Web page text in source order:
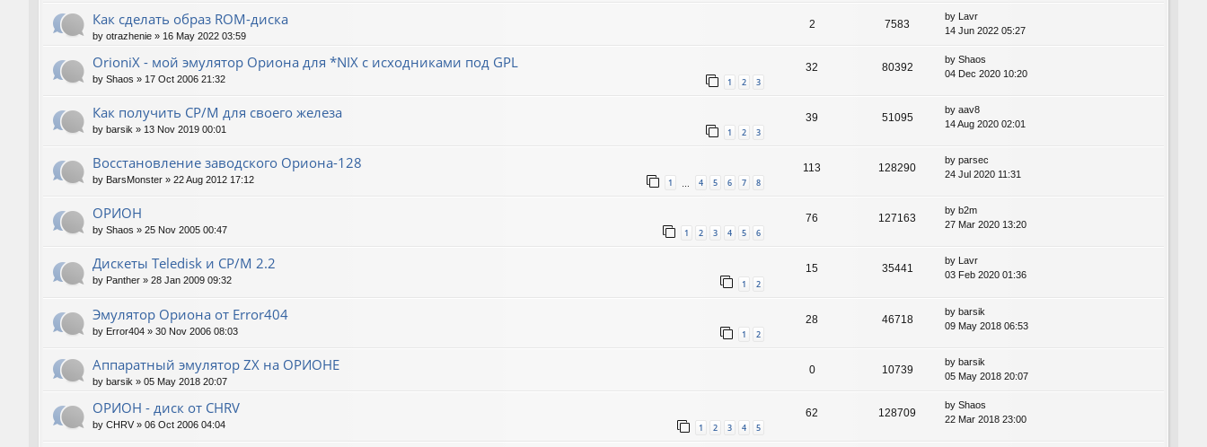
Как сделать образ ROM-диска
by otrazhenie » 16 May 2022 03:59
2 7583
by Lavr
14 Jun 2022 05:27
OrioniX - мой эмулятор Ориона для *NIX с исходниками под GPL
by Shaos » 17 Oct 2006 21:32 1 2 3
32 80392
by Shaos
04 Dec 2020 10:20
Как получить CP/M для своего железа
by barsik » 13 Nov 2019 00:01 1 2 3
39 51095
by aav8
14 Aug 2020 02:01
Восстановление заводского Ориона-128
by BarsMonster » 22 Aug 2012 17:12 1 … 4 5 6 7 8
113 128290
by parsec
24 Jul 2020 11:31
ОРИОН
by Shaos » 25 Nov 2005 00:47 1 2 3 4 5 6
76 127163
by b2m
27 Mar 2020 13:20
Дискеты Teledisk и CP/M 2.2
by Panther » 28 Jan 2009 09:32 1 2
15 35441
by Lavr
03 Feb 2020 01:36
Эмулятор Ориона от Error404
by Error404 » 30 Nov 2006 08:03 1 2
28 46718
by barsik
09 May 2018 06:53
Аппаратный эмулятор ZX на ОРИОНЕ
by barsik » 05 May 2018 20:07
0 10739
by barsik
05 May 2018 20:07
ОРИОН - диск от CHRV
by CHRV » 06 Oct 2006 04:04 1 2 3 4 5
62 128709
by Shaos
22 Mar 2018 23:00